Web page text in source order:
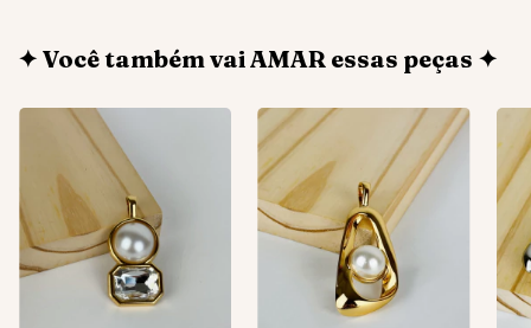
✦ Você também vai AMAR essas peças ✦